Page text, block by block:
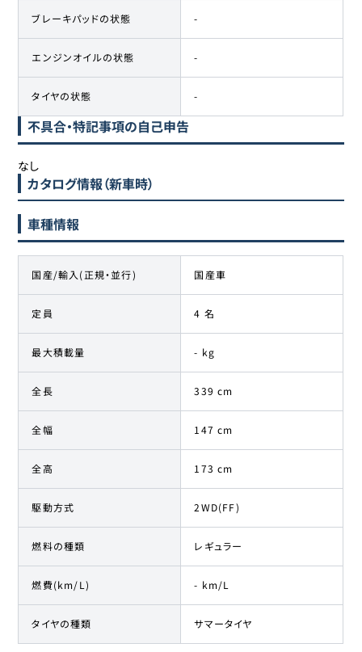
ブレーキパッドの状態 -
エンジンオイルの状態 -
タイヤの状態 -
不具合・特記事項の自己申告
なし
カタログ情報（新車時）
車種情報
国産/輸入(正規・並行) 国産車
定員 4 名
最大積載量 - kg
全長 339 cm
全幅 147 cm
全高 173 cm
駆動方式 2WD(FF)
燃料の種類 レギュラー
燃費(km/L) - km/L
タイヤの種類 サマータイヤ